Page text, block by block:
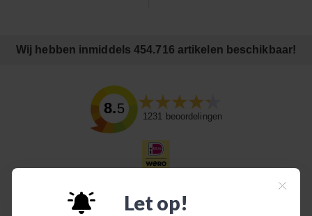
Wij hebben inmiddels 454.716 artikelen beschikbaar!
8.5
1231 beoordelingen